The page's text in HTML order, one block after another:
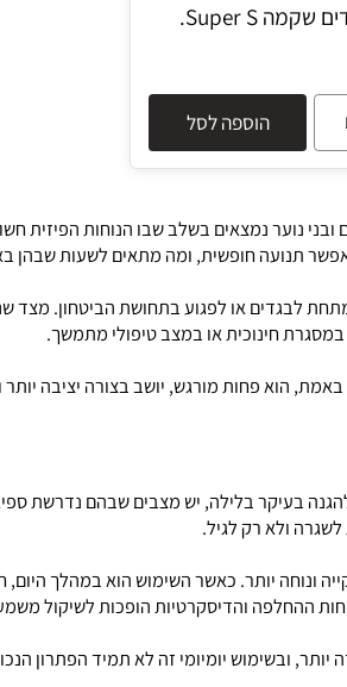
הוספה לסל
נוער נמצאים בשלב שבו הנוחות הפיזית
לבגדים או לפגוע בתחושת הביטחון. מצד
חינוכית או במצב טיפולי מתמשך.
פחות מורגש, יושב בצורה יציבה יותר
בעיקר בלילה, יש מצבים שבהם נדרשת
ולא רק לגיל.
והדיסקרטיות הופכות לשיקול